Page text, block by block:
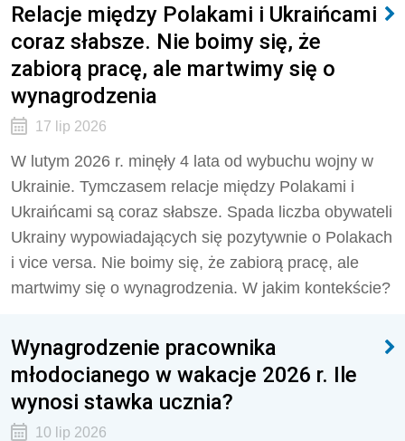
Relacje między Polakami i Ukraińcami
coraz słabsze. Nie boimy się, że
zabiorą pracę, ale martwimy się o
wynagrodzenia
17 lip 2026
W lutym 2026 r. minęły 4 lata od wybuchu wojny w
Ukrainie. Tymczasem relacje między Polakami i
Ukraińcami są coraz słabsze. Spada liczba obywateli
Ukrainy wypowiadających się pozytywnie o Polakach
i vice versa. Nie boimy się, że zabiorą pracę, ale
martwimy się o wynagrodzenia. W jakim kontekście?
Wynagrodzenie pracownika
młodocianego w wakacje 2026 r. Ile
wynosi stawka ucznia?
10 lip 2026